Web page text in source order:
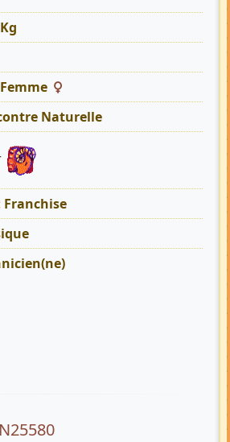
Femme
Naturelle
Franchise